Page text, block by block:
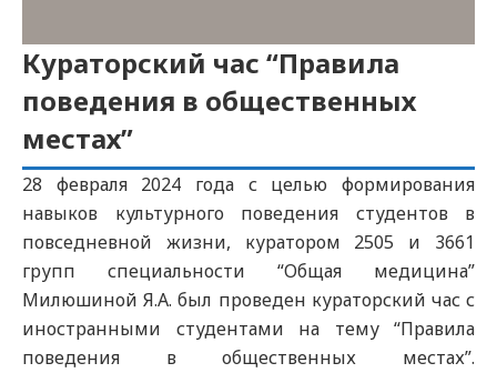
Кураторский час “Правила
поведения в общественных
местах”
28 февраля 2024 года с целью формирования
навыков культурного поведения студентов в
повседневной жизни, куратором 2505 и 3661
групп специальности “Общая медицина”
Милюшиной Я.А. был проведен кураторский час с
иностранными студентами на тему “Правила
поведения в общественных местах”.